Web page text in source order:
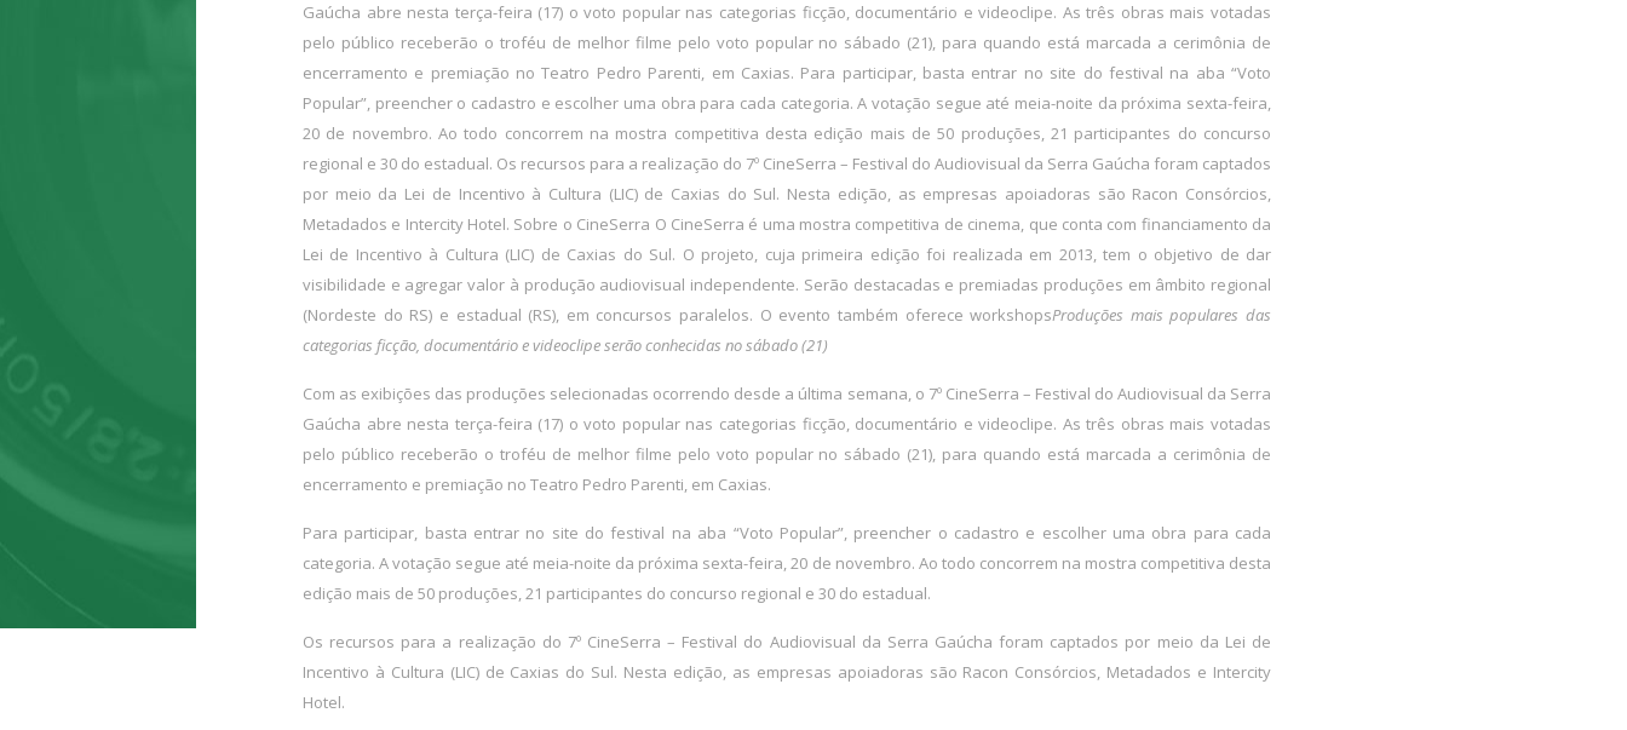
Gaúcha abre nesta terça-feira (17) o voto popular nas categorias ficção, documentário e videoclipe. As três obras mais votadas
pelo público receberão o troféu de melhor filme pelo voto popular no sábado (21), para quando está marcada a cerimônia de
encerramento e premiação no Teatro Pedro Parenti, em Caxias. Para participar, basta entrar no site do festival na aba “Voto
Popular”, preencher o cadastro e escolher uma obra para cada categoria. A votação segue até meia-noite da próxima sexta-feira,
20 de novembro. Ao todo concorrem na mostra competitiva desta edição mais de 50 produções, 21 participantes do concurso
regional e 30 do estadual. Os recursos para a realização do 7º CineSerra – Festival do Audiovisual da Serra Gaúcha foram captados
por meio da Lei de Incentivo à Cultura (LIC) de Caxias do Sul. Nesta edição, as empresas apoiadoras são Racon Consórcios,
Metadados e Intercity Hotel. Sobre o CineSerra O CineSerra é uma mostra competitiva de cinema, que conta com financiamento da
Lei de Incentivo à Cultura (LIC) de Caxias do Sul. O projeto, cuja primeira edição foi realizada em 2013, tem o objetivo de dar
visibilidade e agregar valor à produção audiovisual independente. Serão destacadas e premiadas produções em âmbito regional
(Nordeste do RS) e estadual (RS), em concursos paralelos. O evento também oferece workshopsProduções mais populares das
categorias ficção, documentário e videoclipe serão conhecidas no sábado (21)
Com as exibições das produções selecionadas ocorrendo desde a última semana, o 7º CineSerra – Festival do Audiovisual da Serra
Gaúcha abre nesta terça-feira (17) o voto popular nas categorias ficção, documentário e videoclipe. As três obras mais votadas
pelo público receberão o troféu de melhor filme pelo voto popular no sábado (21), para quando está marcada a cerimônia de
encerramento e premiação no Teatro Pedro Parenti, em Caxias.
Para participar, basta entrar no site do festival na aba “Voto Popular”, preencher o cadastro e escolher uma obra para cada
categoria. A votação segue até meia-noite da próxima sexta-feira, 20 de novembro. Ao todo concorrem na mostra competitiva desta
edição mais de 50 produções, 21 participantes do concurso regional e 30 do estadual.
Os recursos para a realização do 7º CineSerra – Festival do Audiovisual da Serra Gaúcha foram captados por meio da Lei de
Incentivo à Cultura (LIC) de Caxias do Sul. Nesta edição, as empresas apoiadoras são Racon Consórcios, Metadados e Intercity
Hotel.